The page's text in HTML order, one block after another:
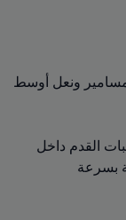
ونعل أوسط
القدم داخل
بسرعة